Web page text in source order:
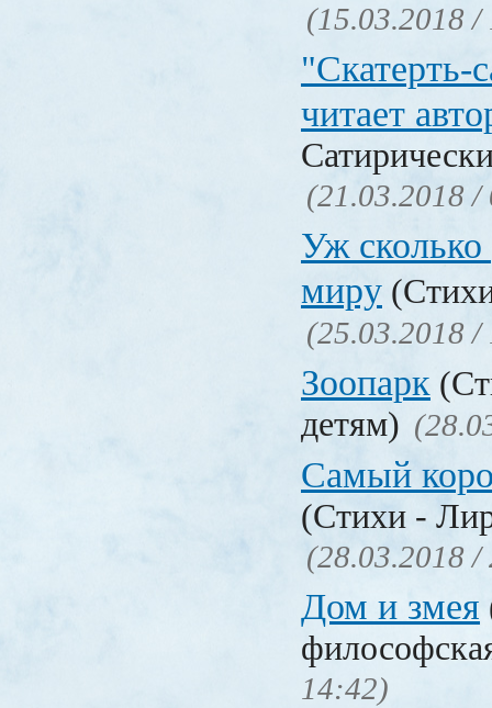
(15.03.2018 /
"Скатерть-
читает
(21.03.2018 /
Уж сколько
миру
(25.03.2018 /
Зоопарк
детям)
Самый
(Стихи -
(28.03.2018 /
Дом и змея
14:42)